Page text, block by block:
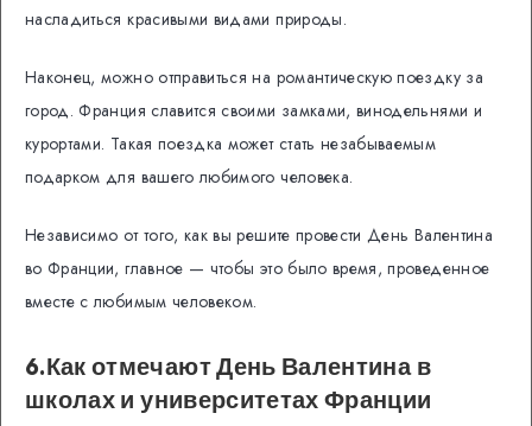
насладиться красивыми видами природы.
Наконец, можно отправиться на романтическую поездку за
город. Франция славится своими замками, винодельнями и
курортами. Такая поездка может стать незабываемым
подарком для вашего любимого человека.
Независимо от того, как вы решите провести День Валентина
во Франции, главное — чтобы это было время, проведенное
вместе с любимым человеком.
6.Как отмечают День Валентина в
школах и университетах Франции